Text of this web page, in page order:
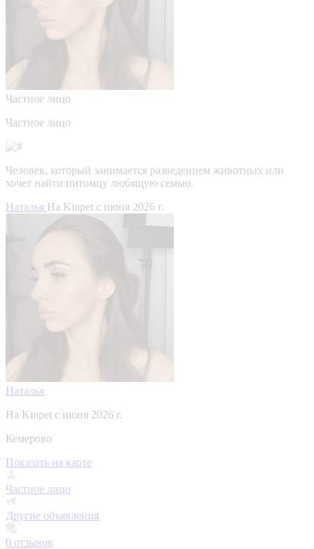
Частное лицо
Частное лицо
Человек, который занимается разведением животных или
хочет найти питомцу любящую семью.
Наталья На Kinpet c июня 2026 г.
Наталья
На Kinpet c июня 2026 г.
Кемерово
Показать на карте
Частное лицо
Другие объявления
0 отзывов